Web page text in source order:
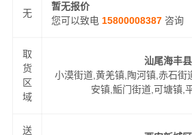
无
暂无报价
您可以致电 15800008387 咨询
取
货
区
域
汕尾海丰县
小漠街道,黄羌镇,陶河镇,赤石街
安镇,鮜门街道,可塘镇,
送